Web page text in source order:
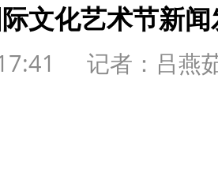
文化艺术节新
记者：吕燕